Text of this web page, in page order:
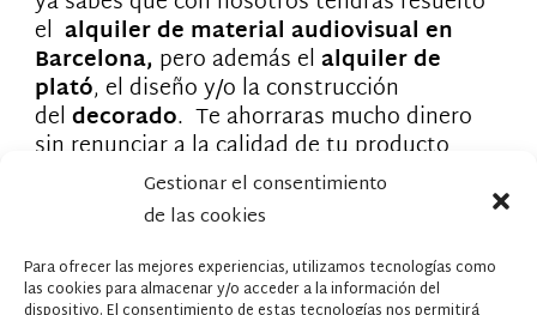
Gestionar el consentimiento
de las cookies
Para ofrecer las mejores experiencias, utilizamos tecnologías como
las cookies para almacenar y/o acceder a la información del
el alquiler de material audiovisual en
Barcelona, pero además el alquiler de
plató, el diseño y/o la construcción
del decorado. Te ahorraras mucho dinero
sin renunciar a la calidad de tu producto
audiovisual.
Contrata hoy tu Alquiler de material
audiovisual en Barcelona + Plató +
Decorado